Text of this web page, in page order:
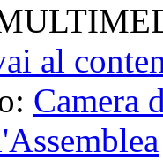
al
Camera